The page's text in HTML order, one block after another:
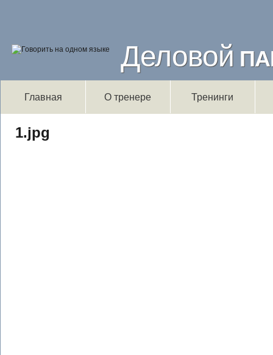
Деловой
Главная О тренере Тренинги
1.jpg